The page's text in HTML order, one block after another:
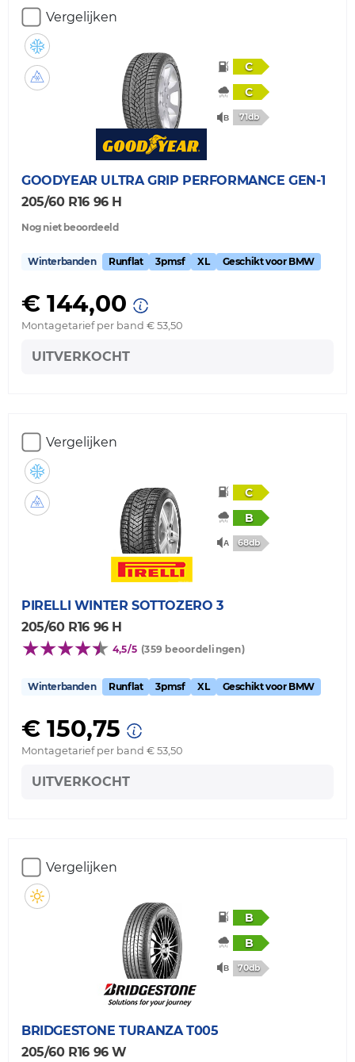
Vergelijken
C
C
71db
GOODYEAR ULTRA GRIP PERFORMANCE GEN-1
205/60 R16 96 H
Nog niet beoordeeld
Winterbanden Runflat 3pmsf XL Geschikt voor BMW
€ 144,00
Montagetarief per band € 53,50
UITVERKOCHT
Vergelijken
C
B
68db
PIRELLI WINTER SOTTOZERO 3
205/60 R16 96 H
4,5/5 (359 beoordelingen)
Winterbanden Runflat 3pmsf XL Geschikt voor BMW
€ 150,75
Montagetarief per band € 53,50
UITVERKOCHT
Vergelijken
B
B
70db
BRIDGESTONE TURANZA T005
205/60 R16 96 W